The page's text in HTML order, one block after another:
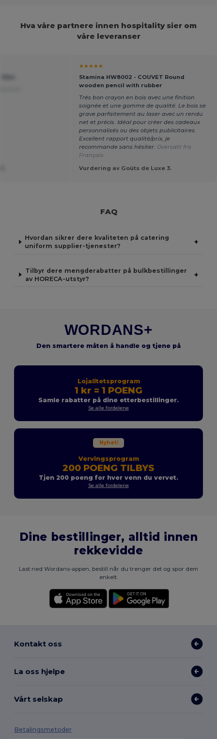
Hva våre partnere innen hospitality sier om
våre leveranser
★★★★★
Stamina HW8002 - COUVET Round
wooden pencil with rubber
Très bon crayon en bois avec une finition
soignée et une gomme de qualité. Le bois se
grave parfaitement au laser avec un rendu
net et précis. Idéal pour créer des cadeaux
personnalisés ou des objets publicitaires.
Excellent rapport qualité/prix, je
recommande sans hésiter. Oversatt fra
Français
Vurdering av Goûts de Luxe 3.
FAQ
Hvordan sikrer dere kvaliteten på catering
uniform supplier-tjenester?
+
Tilbyr dere mengderabatter på bulkbestillinger
av HORECA-utstyr?
+
WORDANS+
Den smartere måten å handle og tjene på
Lojalitetsprogram
1 kr = 1 POENG
Samle rabatter på dine etterbestillinger.
Se alle fordelene
Nyhet!
Vervingsprogram
200 POENG TILBYS
Tjen 200 poeng for hver venn du vervet.
Se alle fordelene
Dine bestillinger, alltid innen
rekkevidde
Last ned Wordans-appen, bestill når du trenger det og spor dem
enkelt.
Kontakt oss
La oss hjelpe
Vårt selskap
Betalingsmetoder